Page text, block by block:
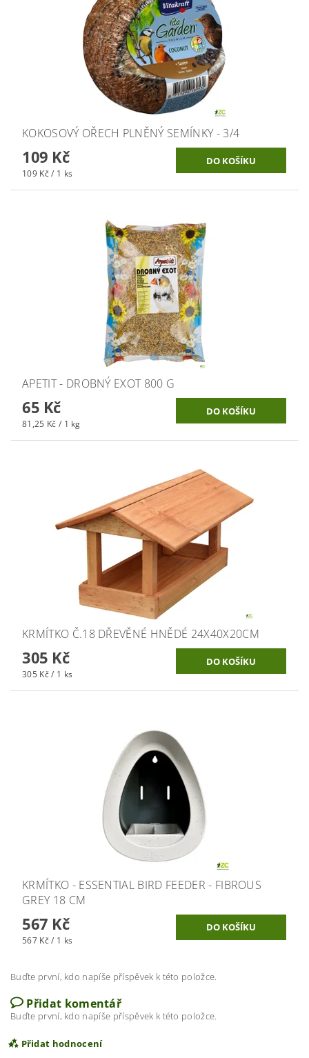
KOKOSOVÝ OŘECH PLNĚNÝ SEMÍNKY - 3/4
109 Kč
109 Kč / 1 ks
APETIT - DROBNÝ EXOT 800 G
65 Kč
81,25 Kč / 1 kg
KRMÍTKO Č.18 DŘEVĚNÉ HNĚDÉ 24X40X20CM
305 Kč
305 Kč / 1 ks
KRMÍTKO - ESSENTIAL BIRD FEEDER - FIBROUS
GREY 18 CM
567 Kč
567 Kč / 1 ks
Buďte první, kdo napíše příspěvek k této položce.
Přidat komentář
Buďte první, kdo napíše příspěvek k této položce.
Přidat hodnocení